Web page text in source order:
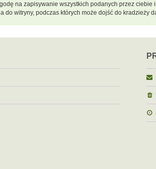
na zapisywanie wszystkich podanych przez
do witryny, podczas których może dojść do kradzieży